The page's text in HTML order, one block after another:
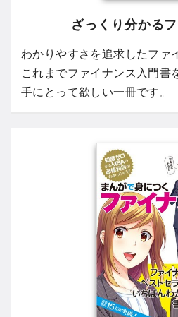
ざっくり分かる
わかりやすさを追求したファ
これまでファイナンス入門書
手にとって欲しい一冊です。